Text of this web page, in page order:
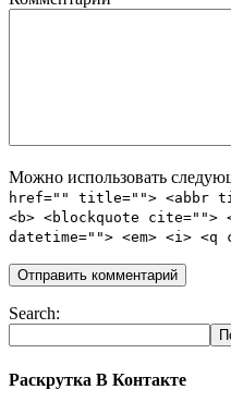
Можно использовать
href="" title=""> <abbr
<b> <blockquote cite="">
datetime=""> <em> <i>
Search:
Раскрутка В Контакте